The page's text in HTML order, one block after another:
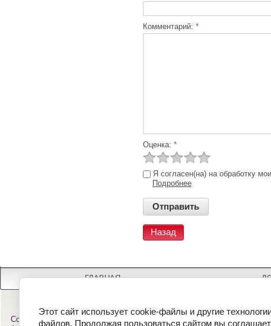
Комментарий: *
Оценка: *
Я согласен(на) на обработку
Подробнее
Назад
ГЛАВНАЯ
Copyright © 2014 - 2026
Наши телефоны
Этот сайт использует cookie-файлы и другие
файлов. Продолжая пользоваться сайтом вы